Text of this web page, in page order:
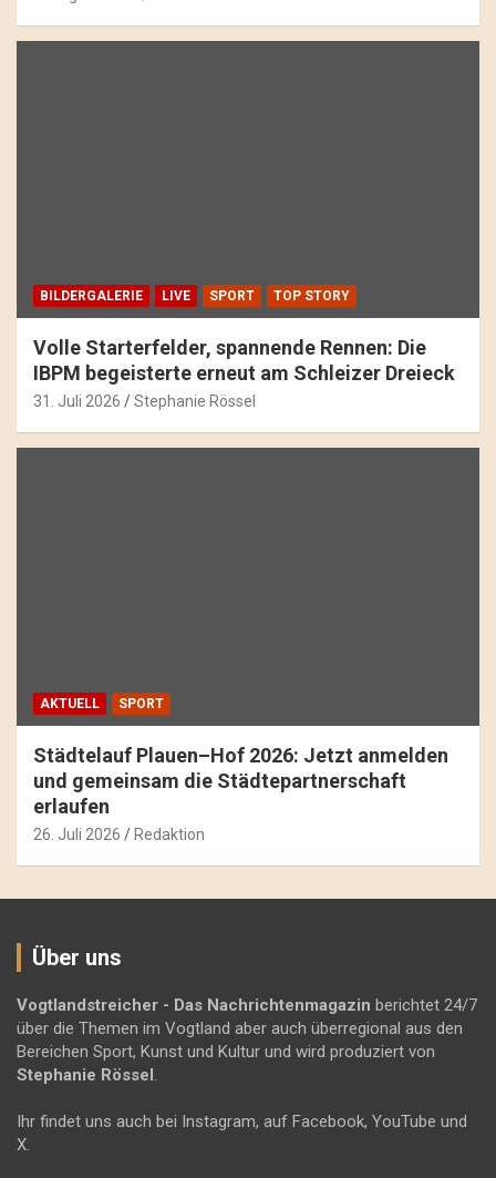
BILDERGALERIE LIVE SPORT TOP STORY
Volle Starterfelder, spannende Rennen: Die
IBPM begeisterte erneut am Schleizer Dreieck
31. Juli 2026 Stephanie Rössel
AKTUELL SPORT
Städtelauf Plauen–Hof 2026: Jetzt anmelden
und gemeinsam die Städtepartnerschaft
erlaufen
26. Juli 2026 Redaktion
Über uns
Vogtlandstreicher - Das Nachrichtenmagazin berichtet 24/7
über die Themen im Vogtland aber auch überregional aus den
Bereichen Sport, Kunst und Kultur und wird produziert von
Stephanie Rössel.
Ihr findet uns auch bei Instagram, auf Facebook, YouTube und
X.